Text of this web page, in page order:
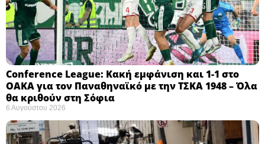
Conference League: Κακή εμφάνιση και 1-1 στο
ΟΑΚΑ για τον Παναθηναϊκό με την ΤΣΚΑ 1948 – Όλα
θα κριθούν στη Σόφια ​
6 Αυγούστου 2026